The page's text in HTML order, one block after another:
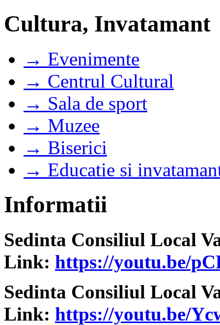
Cultura, Invatamant
→ Evenimente
→ Centrul Cultural
→ Sala de sport
→ Muzee
→ Biserici
→ Educatie si
Informatii
Sedinta Consiliul Local
Link: https://youtu.be/
Sedinta Consiliul Local
Link: https://youtu.be/